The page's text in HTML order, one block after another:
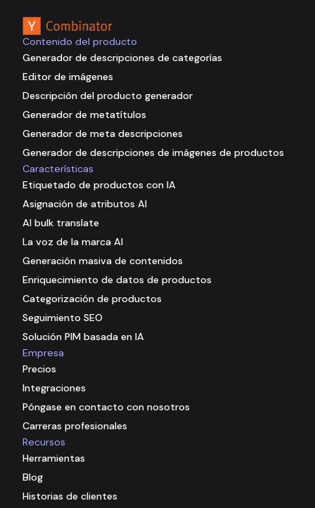
Empresa
Precios
Integraciones
Póngase en contacto con nosotros
Carreras profesionales
Contenido del producto
Generador de descripciones de categorías
Editor de imágenes
Descripción del producto generador
Generador de metatítulos
Generador de meta descripciones
Generador de descripciones de imágenes de productos
Características
Etiquetado de productos con IA
Asignación de atributos AI
AI bulk translate
La voz de la marca AI
Generación masiva de contenidos
Enriquecimiento de datos de productos
Categorización de productos
Seguimiento SEO
Solución PIM basada en IA
Recursos
Herramientas
Blog
Historias de clientes